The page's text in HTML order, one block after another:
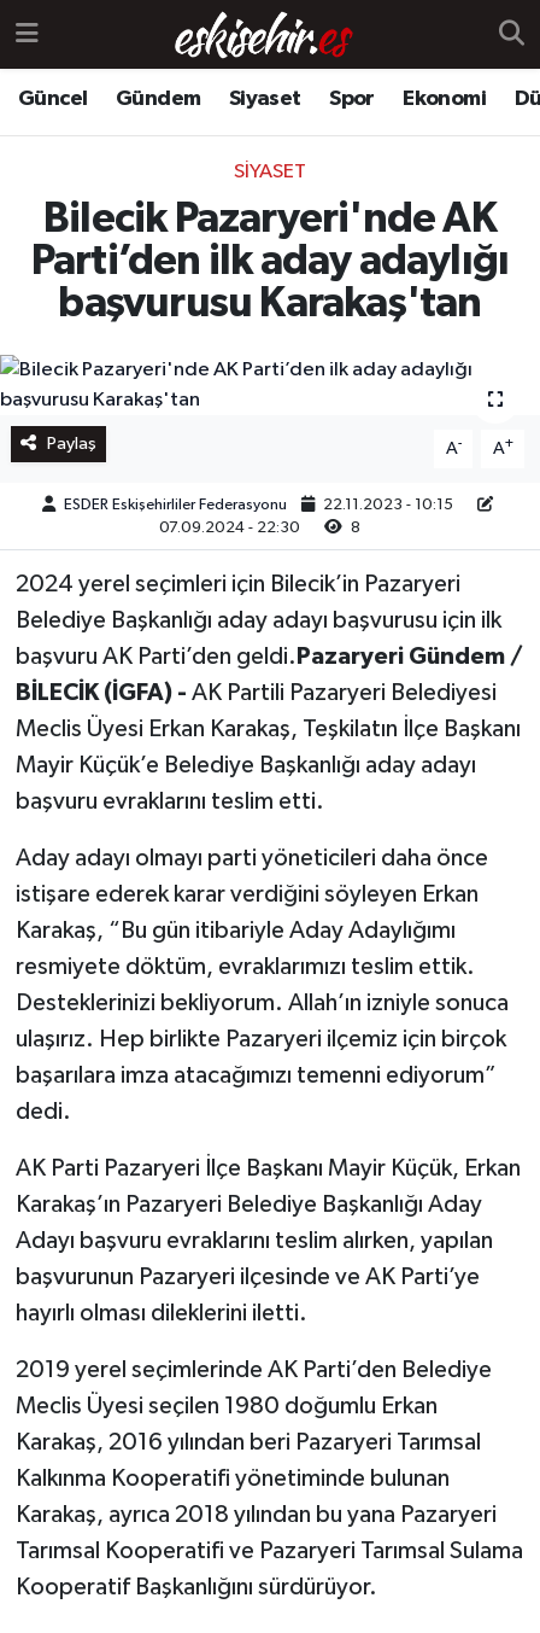
Güncel Gündem Siyaset Spor Ekonomi
SIYASET
Bilecik Pazaryeri'nde AK
Parti’den ilk aday adaylığı
başvurusu Karakaş'tan
Paylaş A- A+
ESDER Eskişehirliler Federasyonu
22.11.2023 - 10:15
07.09.2024 - 22:30
8
2024 yerel seçimleri için Bilecik’in Pazaryeri
Belediye Başkanlığı aday adayı başvurusu için ilk
başvuru AK Parti’den geldi. Pazaryeri Gündem /
BİLECİK (İGFA) - AK Partili Pazaryeri Belediyesi
Meclis Üyesi Erkan Karakaş, Teşkilatın İlçe Başkanı
Mayir Küçük’e Belediye Başkanlığı aday adayı
başvuru evraklarını teslim etti.
Aday adayı olmayı parti yöneticileri daha önce
istişare ederek karar verdiğini söyleyen Erkan
Karakaş, “Bu gün itibariyle Aday Adaylığımı
resmiyete döktüm, evraklarımızı teslim ettik.
Desteklerinizi bekliyorum. Allah’ın izniyle sonuca
ulaşırız. Hep birlikte Pazaryeri ilçemiz için birçok
başarılara imza atacağımızı temenni ediyorum”
dedi.
AK Parti Pazaryeri İlçe Başkanı Mayir Küçük, Erkan
Karakaş’ın Pazaryeri Belediye Başkanlığı Aday
Adayı başvuru evraklarını teslim alırken, yapılan
başvurunun Pazaryeri ilçesinde ve AK Parti’ye
hayırlı olması dileklerini iletti.
2019 yerel seçimlerinde AK Parti’den Belediye
Meclis Üyesi seçilen 1980 doğumlu Erkan
Karakaş, 2016 yılından beri Pazaryeri Tarımsal
Kalkınma Kooperatifi yönetiminde bulunan
Karakaş, ayrıca 2018 yılından bu yana Pazaryeri
Tarımsal Kooperatifi ve Pazaryeri Tarımsal Sulama
Kooperatif Başkanlığını sürdürüyor.